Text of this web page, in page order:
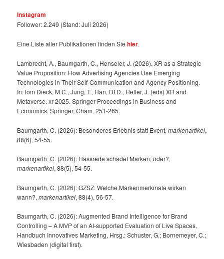
Instagram
Follower: 2.249 (Stand: Juli 2026)
Eine Liste aller Publikationen finden Siehier.
Lambrecht, A., Baumgarth, C., Henseler, J. (2026). XR as a Strategic
Value Proposition: How Advertising Agencies Use Emerging
Technologies in Their Self-Communication and Agency Positioning.
In: tom Dieck, M.C., Jung, T., Han, DI.D., Heller, J. (eds) XR and
Metaverse. xr 2025. Springer Proceedings in Business and
Economics. Springer, Cham, 251-265.
Baumgarth, C. (2026): Besonderes Erlebnis statt Event,markenartikel,
88(6), 54-55.
Baumgarth, C. (2026): Hassrede schadet Marken, oder?,
markenartikel, 88(5), 54-55.
Baumgarth, C. (2026): GZSZ: Welche Markenmerkmale wirken
wann?,markenartikel, 88(4), 56-57.
Baumgarth, C. (2026): Augmented Brand Intelligence for Brand
Controlling – A MVP of an AI-supported Evaluation of Live Spaces,
Handbuch Innovatives Marketing, Hrsg.: Schuster, G.; Bornemeyer, C.;
Wiesbaden (digital first).